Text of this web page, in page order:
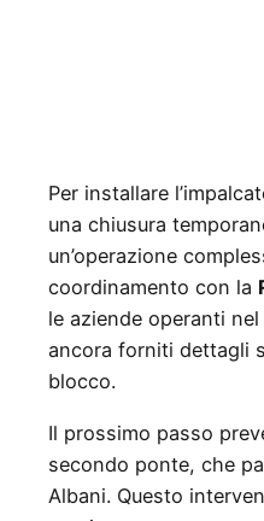
Per installare
una chiusura
un’operazione
coordinamento con la
le aziende operanti
ancora forniti dettagli
blocco.
Il prossimo passo
secondo ponte, che
Albani. Questo